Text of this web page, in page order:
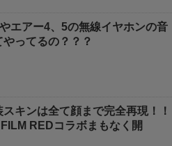
エアー4、5の無線イヤホンの音
ってるの？？？
スキンは全て顔まで完全再現！！
REDコラボまもなく開